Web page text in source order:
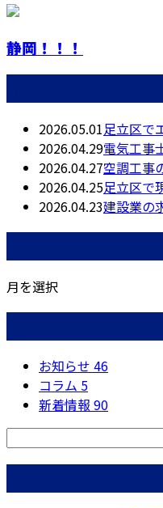
静岡！！！
2026.05.01足立区で
2026.04.29電気工事
2026.04.27空調工事
2026.04.25足立区で
2026.04.23建設業の
月を選択
お知らせ 46
コラム 5
新着情報 90